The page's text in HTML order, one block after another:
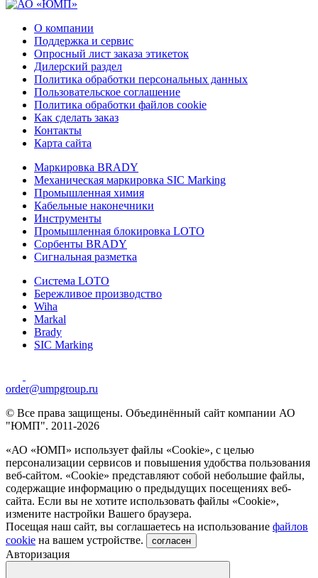
О компании
Поддержка и сервис
Опросный лист заказа этикеток
Дилерский раздел
Политика обработки персональных данных
Пользовательское соглашение
Политика обработки файлов cookie
Как сделать заказ
Контакты
Карта сайта
Маркировка BRADY
Механическая маркировка SIC Marking
Промышленная химия
Кабельные наконечники
Инструменты
Промышленная блокировка LOTO
Сорбенты BRADY
Сигнальная разметка
Система LOTO
Бережливое производство
Wiha
Markal
Brady
SIC Marking
order@umpgroup.ru
© Все права защищены. Объединённый сайт компании АО
"ЮМП". 2011-2026
«АО «ЮМП» использует файлы «Сookie», с целью
персонализации сервисов и повышения удобства пользования
веб-сайтом. «Cookie» представляют собой небольшие файлы,
содержащие информацию о предыдущих посещениях веб-
сайта. Если вы не хотите использовать файлы «Сookie»,
измените настройки Вашего браузера.
Посещая наш сайт, вы соглашаетесь на использование файлов
cookie на вашем устройстве. согласен
Авторизация